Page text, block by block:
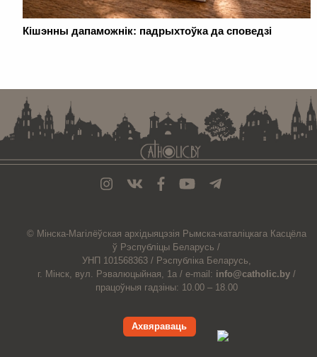
Кішэнны дапаможнік: падрыхтоўка да споведзі
© Мiнска-Магiлёўская архiдыяцэзiя Рымска-каталіцкага Касцёла
ў Рэспубліцы Беларусь /
УНП 101568363 / Рэспубліка Беларусь,
г. Мінск, вул. Рэвалюцыйная, 1а / e-mail: info@catholic.by /
працоўныя гадзіны: 10.00 – 18.00
Ахвяраваць